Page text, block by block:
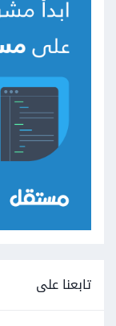
تابعنا على